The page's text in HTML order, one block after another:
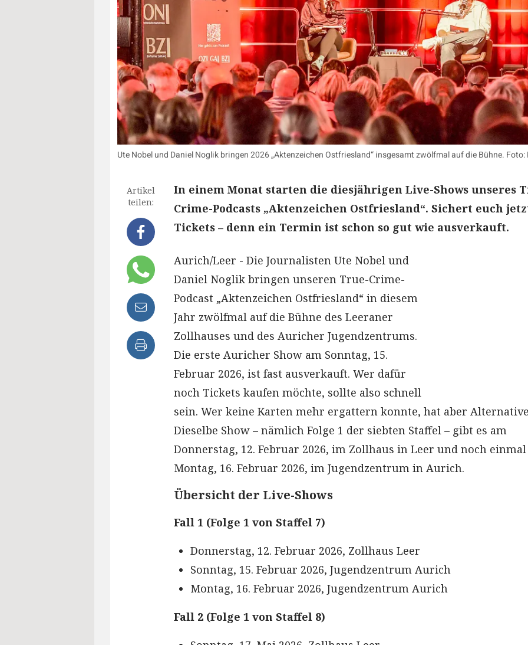
Ute Nobel und Daniel Noglik bringen 2026 „Aktenzeichen Ostfriesland“ insgesamt zwölfmal auf die Bühne.
Artikel
teilen:
In einem Monat starten die diesjährigen Live-Shows unseres
Crime-Podcasts „Aktenzeichen Ostfriesland“. Sichert euch
Tickets – denn ein Termin ist schon so gut wie ausverkauft.
Aurich/Leer - Die Journalisten Ute Nobel und
Daniel Noglik bringen unseren True-Crime-
Podcast „Aktenzeichen Ostfriesland“ in diesem
Jahr zwölfmal auf die Bühne des Leeraner
Zollhauses und des Auricher Jugendzentrums.
Die erste Auricher Show am Sonntag, 15.
Februar 2026, ist fast ausverkauft. Wer dafür
noch Tickets kaufen möchte, sollte also schnell
sein. Wer keine Karten mehr ergattern konnte, hat aber
Dieselbe Show – nämlich Folge 1 der siebten Staffel – gibt es am
Donnerstag, 12. Februar 2026, im Zollhaus in Leer und noch
Montag, 16. Februar 2026, im Jugendzentrum in Aurich.
Übersicht der Live-Shows
Fall 1 (Folge 1 von Staffel 7)
Donnerstag, 12. Februar 2026, Zollhaus Leer
Sonntag, 15. Februar 2026, Jugendzentrum Aurich
Montag, 16. Februar 2026, Jugendzentrum Aurich
Fall 2 (Folge 1 von Staffel 8)